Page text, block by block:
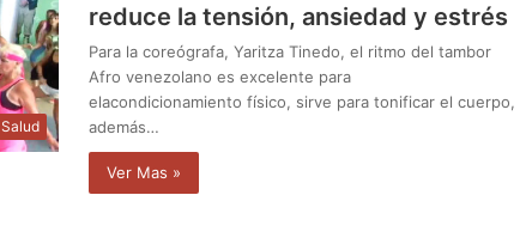
Salud
reduce la tensión, ansiedad y estrés
Para la coreógrafa, Yaritza Tinedo, el ritmo del tambor
Afro venezolano es excelente para
elacondicionamiento físico, sirve para tonificar el cuerpo,
además…
Ver Mas »